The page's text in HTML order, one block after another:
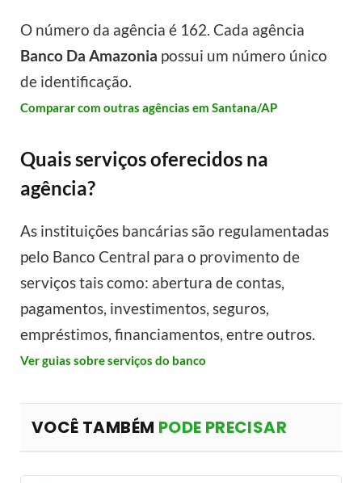
O número da agência é 162. Cada agência
Banco Da Amazonia possui um número único
de identificação.
Comparar com outras agências em Santana/AP
Quais serviços oferecidos na
agência?
As instituições bancárias são regulamentadas
pelo Banco Central para o provimento de
serviços tais como: abertura de contas,
pagamentos, investimentos, seguros,
empréstimos, financiamentos, entre outros.
Ver guias sobre serviços do banco
VOCÊ TAMBÉM PODE PRECISAR